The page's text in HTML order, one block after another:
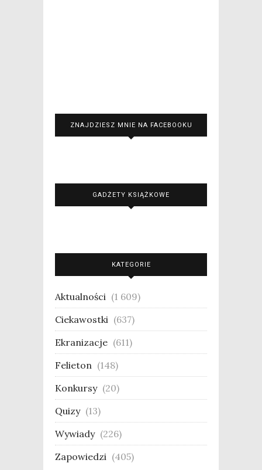
ZNAJDZIESZ MNIE NA FACEBOOKU
GADŻETY KSIĄŻKOWE
KATEGORIE
Aktualności (1 609)
Ciekawostki (637)
Ekranizacje (611)
Felieton (148)
Konkursy (20)
Quizy (13)
Wywiady (226)
Zapowiedzi (405)